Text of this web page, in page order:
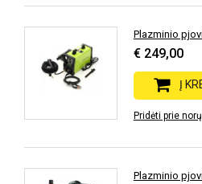
Plazminio
€ 249,00
Į
Pridėti prie
Plazminio